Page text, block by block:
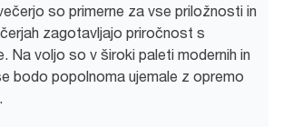
so primerne za vse priložnosti in
zagotavljajo priročnost s
Na voljo so v široki paleti modernih in
bodo popolnoma ujemale z opremo